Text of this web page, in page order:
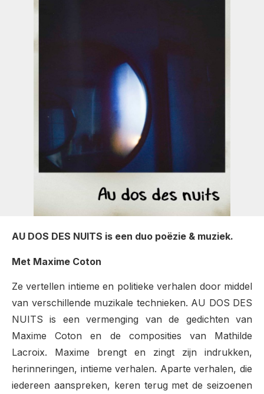
AU DOS DES NUITS is een duo poëzie & muziek.
Met Maxime Coton
Ze vertellen intieme en politieke verhalen door middel
van verschillende muzikale technieken. AU DOS DES
NUITS is een vermenging van de gedichten van
Maxime Coton en de composities van Mathilde
Lacroix. Maxime brengt en zingt zijn indrukken,
herinneringen, intieme verhalen. Aparte verhalen, die
iedereen aanspreken, keren terug met de seizoenen